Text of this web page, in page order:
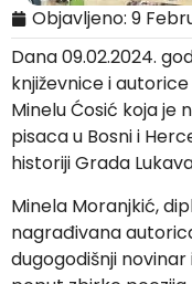
Objavljeno: 9
Dana 09.02.2024.
književnice i
Minelu Ćosić koja je
pisaca u Bosni i
historiji Grada
Minela Moranjkić,
nagrađivana
dugogodišnji novinar